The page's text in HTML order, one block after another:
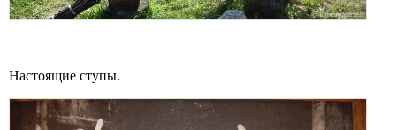
Настоящие ступы.